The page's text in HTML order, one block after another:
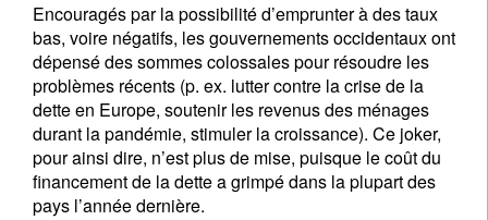
Encouragés par la possibilité d’emprunter à des taux
bas, voire négatifs, les gouvernements occidentaux ont
dépensé des sommes colossales pour résoudre les
problèmes récents (p. ex. lutter contre la crise de la
dette en Europe, soutenir les revenus des ménages
durant la pandémie, stimuler la croissance). Ce joker,
pour ainsi dire, n’est plus de mise, puisque le coût du
financement de la dette a grimpé dans la plupart des
pays l’année dernière.